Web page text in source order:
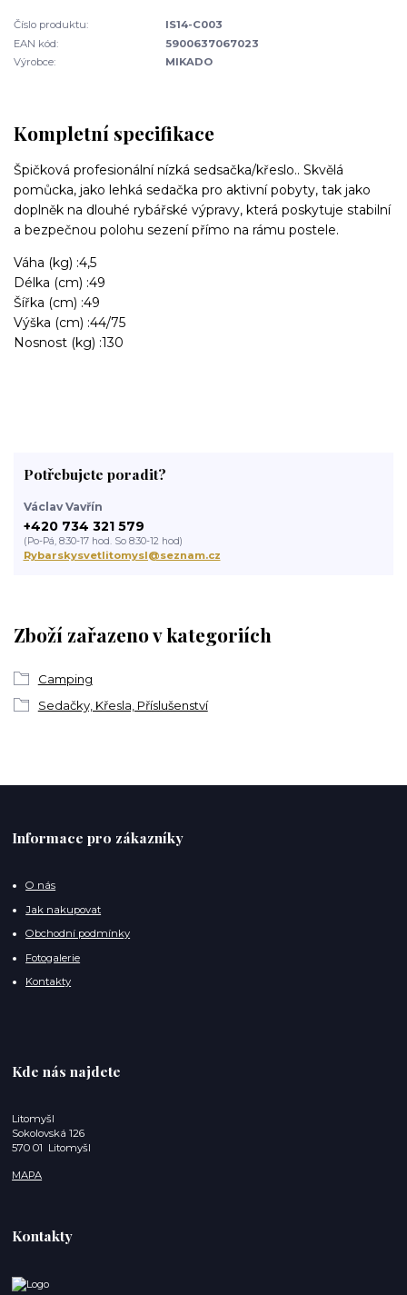
Číslo produktu:
IS14-C003
EAN kód:
5900637067023
Výrobce:
MIKADO
Kompletní specifikace
Špičková profesionální nízká sedsačka/křeslo.. Skvělá
pomůcka, jako lehká sedačka pro aktivní pobyty, tak jako
doplněk na dlouhé rybářské výpravy, která poskytuje stabilní
a bezpečnou polohu sezení přímo na rámu postele.
Váha (kg) :4,5
Délka (cm) :49
Šířka (cm) :49
Výška (cm) :44/75
Nosnost (kg) :130
Zboží zařazeno v kategoriích
Camping
Sedačky, Křesla, Příslušenství
Potřebujete poradit?
Václav Vavřín
+420 734 321 579
(Po-Pá, 8:30-17 hod. So 8:30-12 hod)
Rybarskysvetlitomysl@seznam.cz
Informace pro zákazníky
O nás
Jak nakupovat
Obchodní podmínky
Fotogalerie
Kontakty
Kde nás najdete
Litomyšl
Sokolovská 126
570 01 Litomyšl
MAPA
Kontakty